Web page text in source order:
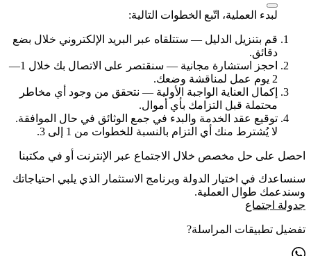
لبدء العملية، اتّبع الخطوات التالية:
قم بتنزيل الدليل — ستتلقاه عبر البريد الإلكتروني خلال بضع
دقائق.
احجز استشارة مجانية — سنقتصر على الاتصال بك خلال 1—
2 يوم عمل لمناقشة وضعك.
إكمال العناية الواجبة الأولية — نتحقق من وجود أي مخاطر
محتملة قبل التزامك بأي أموال.
توقيع عقد الخدمة والبدء في جمع الوثائق في حال الموافقة.
لا يُشترط منك أي التزام بالنسبة للخطوات من 1 إلى 3.
احصل على حل مخصص خلال الاجتماع عبر الإنترنت أو في مكتبنا
سنساعدك في اختيار الدولة وبرنامج الاستثمار الذي يلبي احتياجاتك
وسندعمك طوال العملية.
جدولة اجتماع
تفضيل تطبيقات المراسلة?